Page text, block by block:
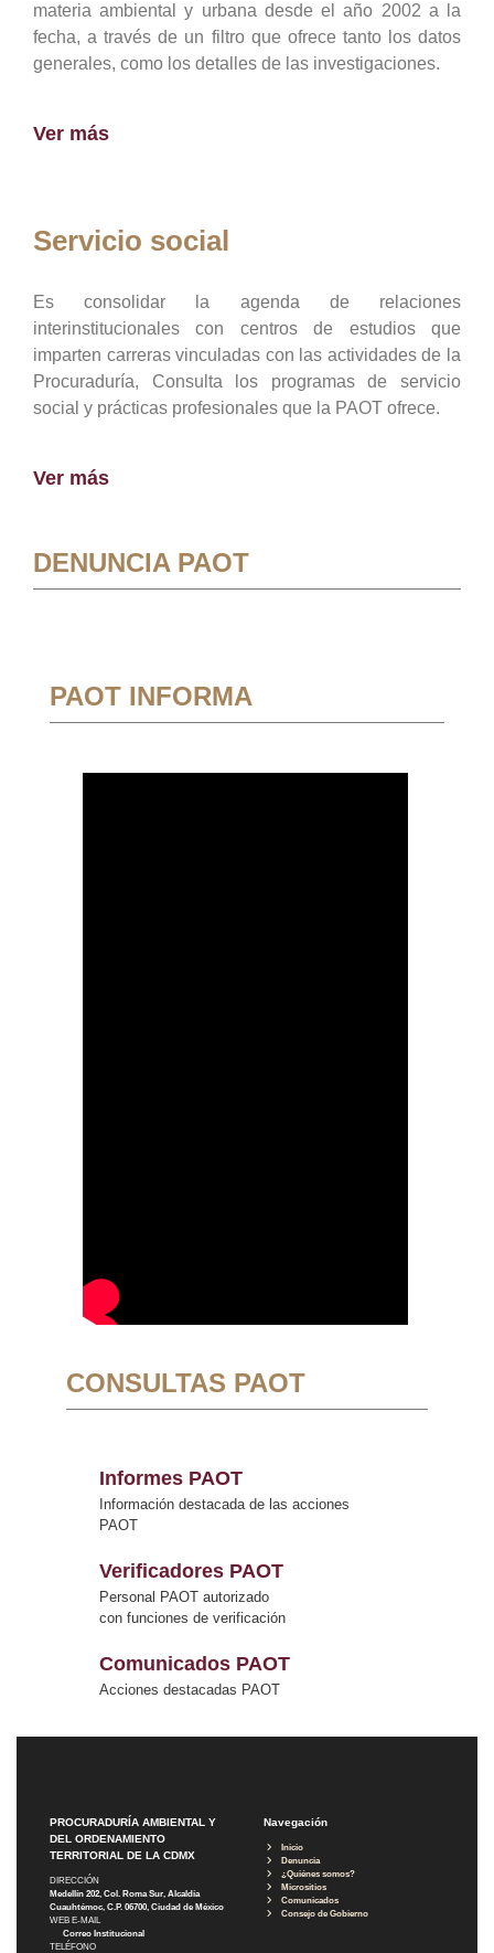
materia ambiental y urbana desde el año 2002 a la
fecha, a través de un filtro que ofrece tanto los datos
generales, como los detalles de las investigaciones.
Ver más
Servicio social
Es consolidar la agenda de relaciones
interinstitucionales con centros de estudios que
imparten carreras vinculadas con las actividades de la
Procuraduría, Consulta los programas de servicio
social y prácticas profesionales que la PAOT ofrece.
Ver más
DENUNCIA PAOT
PAOT INFORMA
CONSULTAS PAOT
Informes PAOT
Información destacada de las acciones
PAOT
Verificadores PAOT
Personal PAOT autorizado
con funciones de verificación
Comunicados PAOT
Acciones destacadas PAOT
PROCURADURÍA AMBIENTAL Y
DEL ORDENAMIENTO
TERRITORIAL DE LA CDMX
DIRECCIÓN
Medellín 202, Col. Roma Sur, Alcaldía
Cuauhtémoc, C.P. 06700, Ciudad de México
WEB E-MAIL
Correo Institucional
TELÉFONO
Navegación
Inicio
Denuncia
¿Quiénes somos?
Micrositios
Comunicados
Consejo de Gobierno